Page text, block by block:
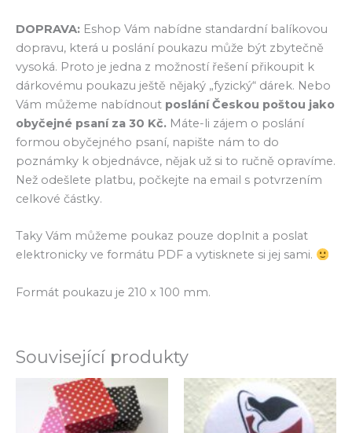
DOPRAVA: Eshop Vám nabídne standardní balíkovou
dopravu, která u poslání poukazu může být zbytečně
vysoká. Proto je jedna z možností řešení přikoupit k
dárkovému poukazu ještě nějaký „fyzický“ dárek. Nebo
Vám můžeme nabídnout poslání Českou poštou jako
obyčejné psaní za 30 Kč. Máte-li zájem o poslání
formou obyčejného psaní, napište nám to do
poznámky k objednávce, nějak už si to ručně opravíme.
Než odešlete platbu, počkejte na email s potvrzením
celkové částky.
Taky Vám můžeme poukaz pouze doplnit a poslat
elektronicky ve formátu PDF a vytisknete si jej sami.
Formát poukazu je 210 x 100 mm.
Související produkty
Tento
produkt
má